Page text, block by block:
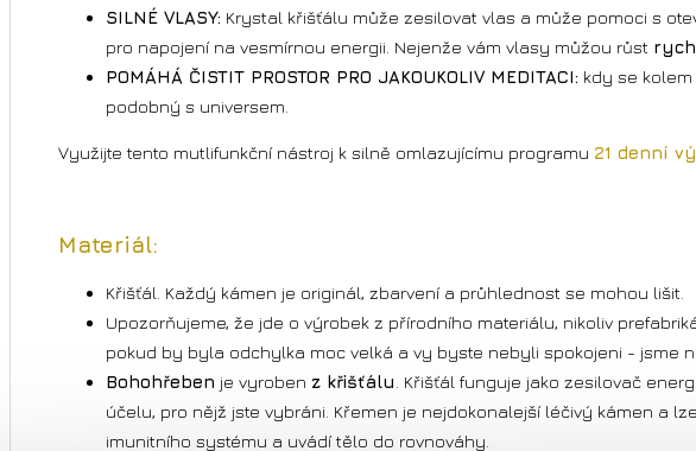
SILNÉ VLASY: Krystal křišťálu může zesilovat vlas a může pomoci s
pro napojení na vesmírnou energii. Nejenže vám vlasy můžou růst
POMÁHÁ ČISTIT PROSTOR PRO JAKOUKOLIV MEDITACI: kdy se
podobný s universem.
Využijte tento mutlifunkční nástroj k silně omlazujícímu programu 21 denní
Materiál:
Křišťál. Každý kámen je originál, zbarvení a průhlednost se mohou lišit.
Upozorňujeme, že jde o výrobek z přírodního materiálu, nikoliv
pokud by byla odchylka moc velká a vy byste nebyli spokojeni - jsme
Bohohřeben je vyroben z křišťálu . Křišťál funguje jako zesilovač
účelu, pro nějž jste vybráni. Křemen je nejdokonalejší léčivý kámen a
imunitního systému a uvádí tělo do rovnováhy.